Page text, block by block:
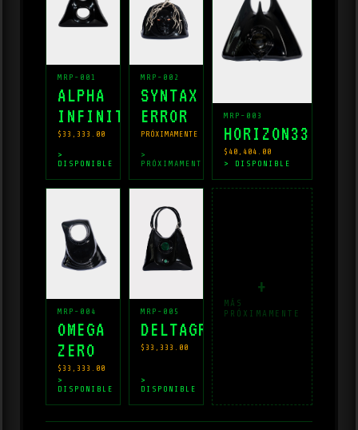
MRP-001
ALPHA
INFINITO
$33,333.00
>
DISPONIBLE
MRP-002
SYNTAX
ERROR
PRÓXIMAMENTE
>
PRÓXIMAMENTE
MRP-003
HORIZON33
$40,404.00
> DISPONIBLE
MRP-004
OMEGA
ZERO
$33,333.00
>
DISPONIBLE
MRP-005
DELTAGREEN
$33,333.00
>
DISPONIBLE
+
MÁS
PRÓXIMAMENTE